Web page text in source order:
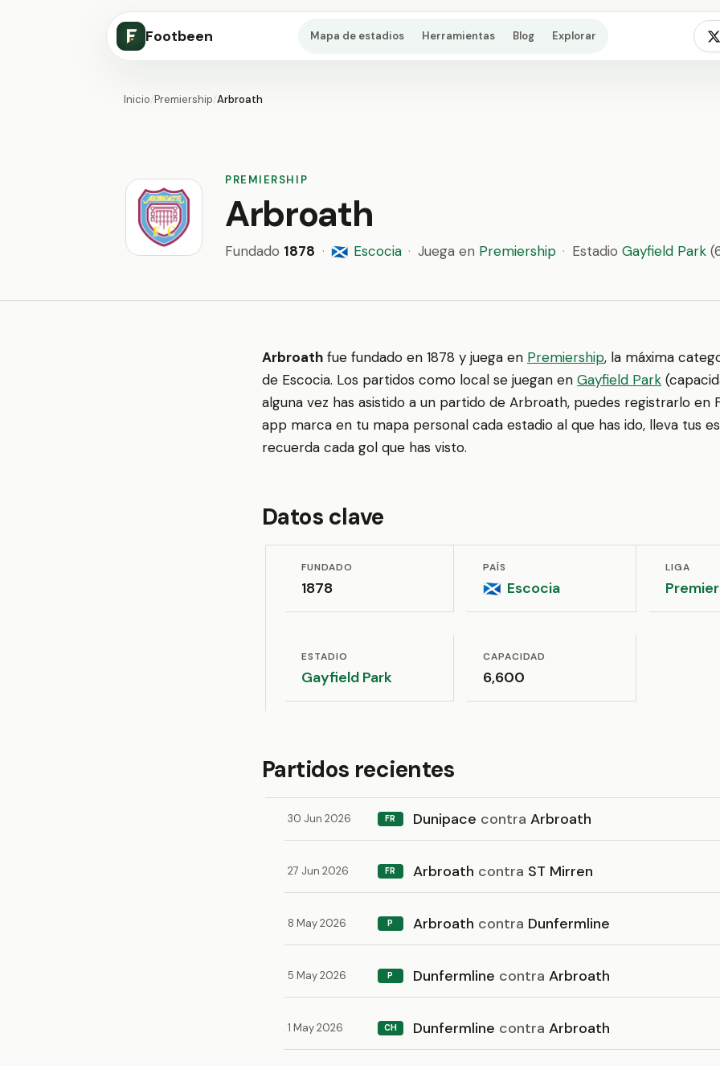
Footbeen Mapa de estadios Herramientas Blog Explorar
Inicio/Premiership/Arbroath
PREMIERSHIP
Arbroath
Fundado 1878 · 🏴󠁧󠁢󠁳󠁣󠁴󠁿 Escocia · Juega en Premiership · Estadio Gayfield Park
Arbroath fue fundado en 1878 y juega en Premiership, la máxima
de Escocia. Los partidos como local se juegan en Gayfield Park
alguna vez has asistido a un partido de Arbroath, puedes registrarlo en
app marca en tu mapa personal cada estadio al que has ido, lleva tus
recuerda cada gol que has visto.
Datos clave
FUNDADO
1878
PAÍS
🏴󠁧󠁢󠁳󠁣󠁴󠁿 Escocia
LIGA
ESTADIO
Gayfield Park
CAPACIDAD
6,600
Partidos recientes
30 Jun 2026 FR Dunipace contra Arbroath
27 Jun 2026 FR Arbroath contra ST Mirren
8 May 2026 P Arbroath contra Dunfermline
5 May 2026 P Dunfermline contra Arbroath
1 May 2026 CH Dunfermline contra Arbroath